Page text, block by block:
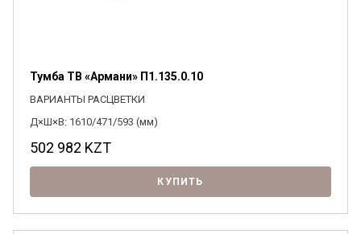
Тумба ТВ «Армани» П1.135.0.10
ВАРИАНТЫ РАСЦВЕТКИ
Д×Ш×В: 1610/471/593 (мм)
502 982 KZT
КУПИТЬ